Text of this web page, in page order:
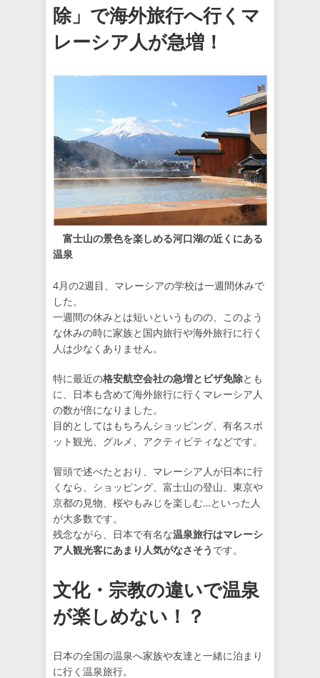
除」で海外旅行へ行くマ
レーシア人が急増！
富士山の景色を楽しめる河口湖の近くにある
温泉
4月の2週目、マレーシアの学校は一週間休みで
した。
一週間の休みとは短いというものの、このよう
な休みの時に家族と国内旅行や海外旅行に行く
人は少なくありません。
特に最近の格安航空会社の急増とビザ免除とも
に、日本も含めて海外旅行に行くマレーシア人
の数が倍になりました。
目的としてはもちろんショッピング、有名スポ
ット観光、グルメ、アクティビティなどです。
冒頭で述べたとおり、マレーシア人が日本に行
くなら、ショッピング、富士山の登山、東京や
京都の見物、桜やもみじを楽しむ…といった人
が大多数です。
残念ながら、日本で有名な温泉旅行はマレーシ
ア人観光客にあまり人気がなさそう です。
文化・宗教の違いで温泉
が楽しめない！？
日本の全国の温泉へ家族や友達と一緒に泊まり
に行く温泉旅行。